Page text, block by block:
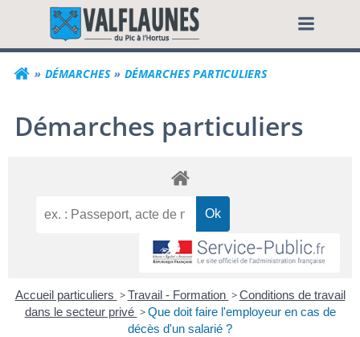
contenuCommune de
DÉMARCHES DÉMARCHES PARTICULIERS
Démarches particuliers
Accueil particuliers > Travail - Formation > Conditions de travail
dans le secteur privé > Que doit faire l'employeur en cas de
décès d'un salarié ?